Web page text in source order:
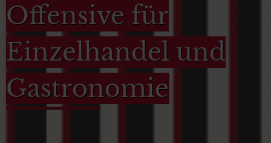
Offensive für
Einzelhandel und
Gastronomie